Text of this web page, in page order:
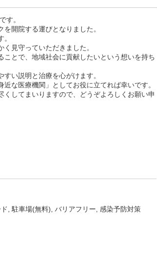
す。
開院する運びとなりました。
見守っていただきました。
とで、地域社会に貢献したいという想いを持ち
い説明と治療を心がけます。
な医療機関」としてお役に立てれば幸いです。
してまいりますので、どうぞよろしくお願い申
駐車場(無料) バリアフリー 感染予防対策